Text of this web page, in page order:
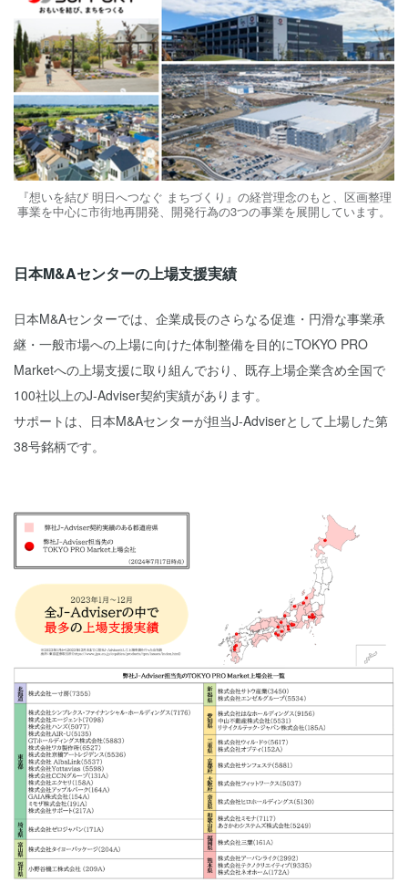
『想いを結び 明日へつなぐ まちづくり』の経営理念のもと、区画整理
事業を中心に市街地再開発、開発行為の3つの事業を展開しています。
日本M&Aセンターの上場支援実績
日本M&Aセンターでは、企業成長のさらなる促進・円滑な事業承
継・一般市場への上場に向けた体制整備を目的にTOKYO PRO
Marketへの上場支援に取り組んでおり、既存上場企業含め全国で
100社以上のJ-Adviser契約実績があります。
サポートは、日本M&Aセンターが担当J-Adviserとして上場した第
38号銘柄です。